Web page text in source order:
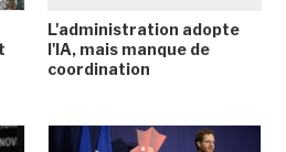
L'administration adopte
l'IA, mais manque de
coordination